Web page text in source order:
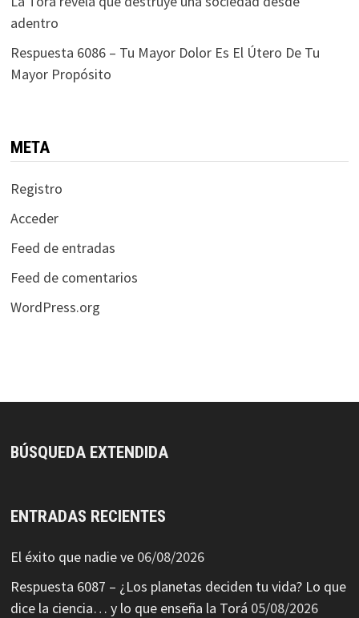
adentro
Respuesta 6086 – Tu Mayor Dolor Es El Útero De Tu
Mayor Propósito
META
Registro
Acceder
Feed de entradas
Feed de comentarios
WordPress.org
BÚSQUEDA EXTENDIDA
ENTRADAS RECIENTES
El éxito que nadie ve 06/08/2026
Respuesta 6087 – ¿Los planetas deciden tu vida? Lo que
dice la ciencia… y lo que enseña la Torá 05/08/2026